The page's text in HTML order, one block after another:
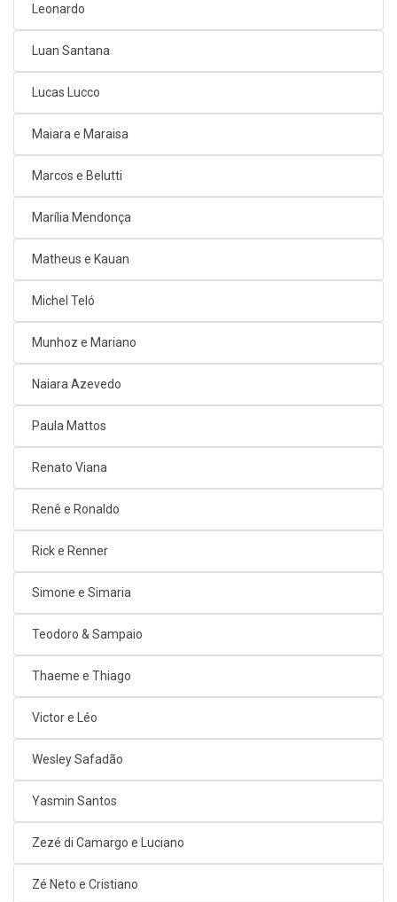
Leonardo
Luan Santana
Lucas Lucco
Maiara e Maraisa
Marcos e Belutti
Marília Mendonça
Matheus e Kauan
Michel Teló
Munhoz e Mariano
Naiara Azevedo
Paula Mattos
Renato Viana
Renê e Ronaldo
Rick e Renner
Simone e Simaria
Teodoro & Sampaio
Thaeme e Thiago
Victor e Léo
Wesley Safadão
Yasmin Santos
Zezé di Camargo e Luciano
Zé Neto e Cristiano